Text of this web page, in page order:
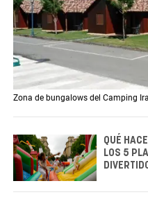
Zona de bungalows del Camping
QUÉ
LOS 5